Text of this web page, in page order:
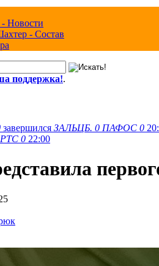
Новости
- Состав
поддержка!.
завершился ЗАЛЬЦБ. 0 ПАФОС 0
0 22:00